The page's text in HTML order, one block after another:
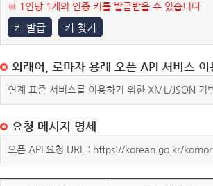
※ 1인당 1개의 인증 키를 발급받을 수 있습니다.
키 발급 키 찾기
외래어, 로마자 용례 오픈 API 서비스 이
연계 표준 서비스를 이용하기 위한 XML/JSON
요청 메시지 명세
오픈 API 요청 URL : https://korean.go.kr/